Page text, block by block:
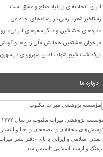
ایران، اتحادیه‌ای بر بنیاد صلح و عشق است
رستاخیز شعر پارسی در رسانه‌های اجتماعی
«دره‌های حشاشین و دیگر سفرهای ایرانی»؛
فراخوان هشتمین همایش ملّی زبان‌ها و
بزرگداشت شیخ شهاب‌الدین سهروردی در
درباره ما
محققان و مصححان و احیا و انتشار
تمدن اسلامی و ایرانی با نام «دفتر نشر
و ارشاد اسلامی تأسیس شد.